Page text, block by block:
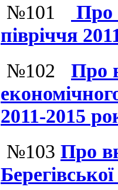
№101
Про
півріччя
№102
Про
2011-2015
№103 Про